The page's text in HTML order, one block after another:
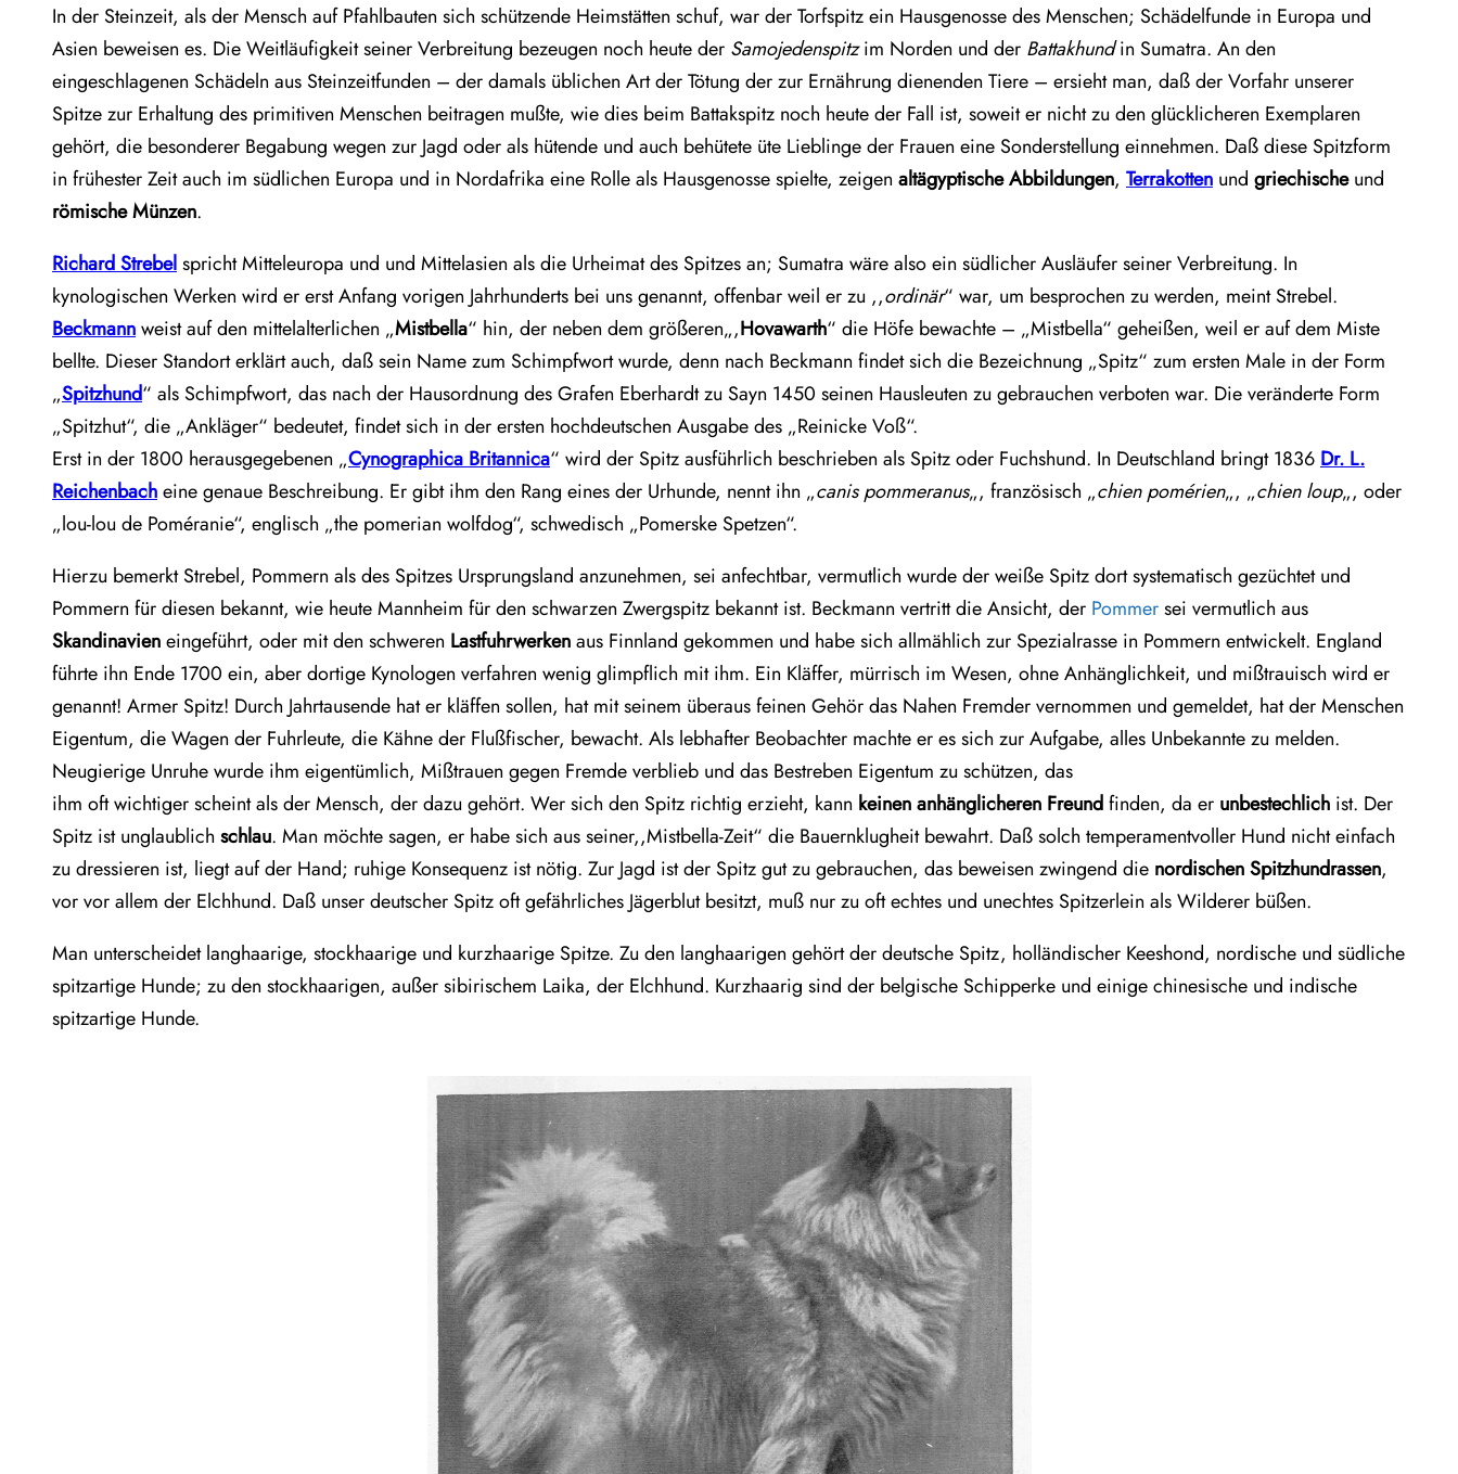
In der Steinzeit, als der Mensch auf Pfahlbauten sich schützende Heimstätten schuf, war der Torfspitz ein Hausgenosse des Menschen; Schädelfunde in Europa und
Asien beweisen es. Die Weitläufigkeit seiner Verbreitung bezeugen noch heute der Samojedenspitzim Norden und der Battakhundin Sumatra. An den
eingeschlagenen Schädeln aus Steinzeitfunden – der damals üblichen Art der Tötung der zur Ernährung dienenden Tiere – ersieht man, daß der Vorfahr unserer
Spitze zur Erhaltung des primitiven Menschen beitragen mußte, wie dies beim Battakspitz noch heute der Fall ist, soweit er nicht zu den glücklicheren Exemplaren
gehört, die besonderer Begabung wegen zur Jagd oder als hütende und auch behütete üte Lieblinge der Frauen eine Sonderstellung einnehmen. Daß diese Spitzform
in frühester Zeit auch im südlichen Europa und in Nordafrika eine Rolle als Hausgenosse spielte, zeigen altägyptische Abbildungen, Terrakotten und griechischeund
römische Münzen.
Richard Strebelspricht Mitteleuropa und und Mittelasien als die Urheimat des Spitzes an; Sumatra wäre also ein südlicher Ausläufer seiner Verbreitung. In
kynologischen Werken wird er erst Anfang vorigen Jahrhunderts bei uns genannt, offenbar weil er zu ,,ordinär“ war, um besprochen zu werden, meint Strebel.
Beckmannweist auf den mittelalterlichen „Mistbella“ hin, der neben dem größeren„,Hovawarth“ die Höfe bewachte – „Mistbella“ geheißen, weil er auf dem Miste
bellte. Dieser Standort erklärt auch, daß sein Name zum Schimpfwort wurde, denn nach Beckmann findet sich die Bezeichnung „Spitz“ zum ersten Male in der Form
„Spitzhund“ als Schimpfwort, das nach der Hausordnung des Grafen Eberhardt zu Sayn 1450 seinen Hausleuten zu gebrauchen verboten war. Die veränderte Form
„Spitzhut“, die „Ankläger“ bedeutet, findet sich in der ersten hochdeutschen Ausgabe des „Reinicke Voß“.
Erst in der 1800 herausgegebenen „Cynographica Britannica“ wird der Spitz ausführlich beschrieben als Spitz oder Fuchshund. In Deutschland bringt 1836 Dr. L.
Reichenbacheine genaue Beschreibung. Er gibt ihm den Rang eines der Urhunde, nennt ihn „canis pommeranus„, französisch „chien pomérien„, „chien loup„, oder
„lou-lou de Poméranie“, englisch „the pomerian wolfdog“, schwedisch „Pomerske Spetzen“.
Hierzu bemerkt Strebel, Pommern als des Spitzes Ursprungsland anzunehmen, sei anfechtbar, vermutlich wurde der weiße Spitz dort systematisch gezüchtet und
Pommern für diesen bekannt, wie heute Mannheim für den schwarzen Zwergspitz bekannt ist. Beckmann vertritt die Ansicht, der Pommersei vermutlich aus
Skandinavieneingeführt, oder mit den schweren Lastfuhrwerkenaus Finnland gekommen und habe sich allmählich zur Spezialrasse in Pommern entwickelt. England
führte ihn Ende 1700 ein, aber dortige Kynologen verfahren wenig glimpflich mit ihm. Ein Kläffer, mürrisch im Wesen, ohne Anhänglichkeit, und mißtrauisch wird er
genannt! Armer Spitz! Durch Jahrtausende hat er kläffen sollen, hat mit seinem überaus feinen Gehör das Nahen Fremder vernommen und gemeldet, hat der Menschen
Eigentum, die Wagen der Fuhrleute, die Kähne der Flußfischer, bewacht. Als lebhafter Beobachter machte er es sich zur Aufgabe, alles Unbekannte zu melden.
Neugierige Unruhe wurde ihm eigentümlich, Mißtrauen gegen Fremde verblieb und das Bestreben Eigentum zu schützen, das
ihm oft wichtiger scheint als der Mensch, der dazu gehört. Wer sich den Spitz richtig erzieht, kann keinen anhänglicheren Freundfinden, da er unbestechlich ist. Der
Spitz ist unglaublich schlau. Man möchte sagen, er habe sich aus seiner,,Mistbella-Zeit“ die Bauernklugheit bewahrt. Daß solch temperamentvoller Hund nicht einfach
zu dressieren ist, liegt auf der Hand; ruhige Konsequenz ist nötig. Zur Jagd ist der Spitz gut zu gebrauchen, das beweisen zwingend die nordischen Spitzhundrassen,
vor vor allem der Elchhund. Daß unser deutscher Spitz oft gefährliches Jägerblut besitzt, muß nur zu oft echtes und unechtes Spitzerlein als Wilderer büßen.
Man unterscheidet langhaarige, stockhaarige und kurzhaarige Spitze. Zu den langhaarigen gehört der deutsche Spitz, holländischer Keeshond, nordische und südliche
spitzartige Hunde; zu den stockhaarigen, außer sibirischem Laika, der Elchhund. Kurzhaarig sind der belgische Schipperke und einige chinesische und indische
spitzartige Hunde.